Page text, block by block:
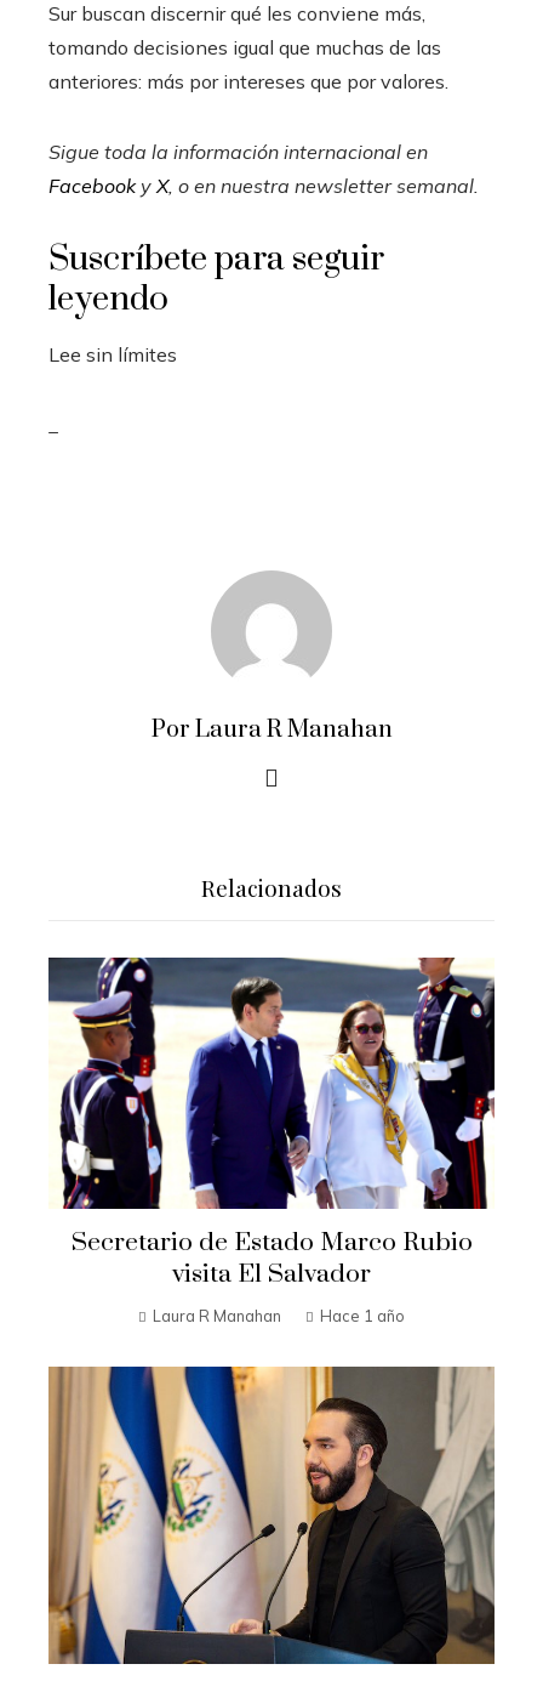
Sur buscan discernir qué les conviene más,
tomando decisiones igual que muchas de las
anteriores: más por intereses que por valores.
Sigue toda la información internacional en
FacebookyX, o en nuestra newsletter semanal.
Suscríbete para seguir
leyendo
Lee sin límites
Por Laura R Manahan
Relacionados
Secretario de Estado Marco Rubio
visita El Salvador
Laura R Manahan Hace 1 año